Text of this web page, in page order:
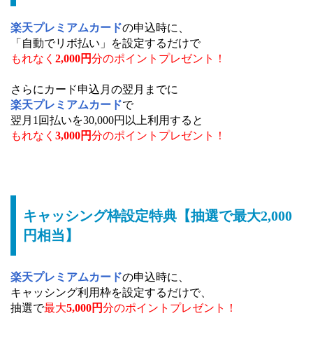
楽天プレミアムカードの申込時に、
「自動でリボ払い」を設定するだけで
もれなく 2,000円分のポイントプレゼント！
さらにカード申込月の翌月までに
楽天プレミアムカードで
翌月1回払いを30,000円以上利用すると
もれなく 3,000円分のポイントプレゼント！
キャッシング枠設定特典【抽選で最大2,000
円相当】
楽天プレミアムカードの申込時に、
キャッシング利用枠を設定するだけで、
抽選で最大5,000円分のポイントプレゼント！